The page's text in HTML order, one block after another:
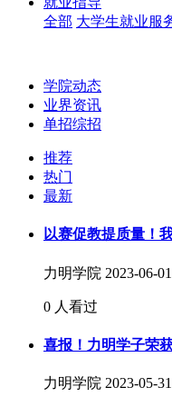
全部 大学生就业服
学院动态
业界资讯
单招综招
推荐
热门
最新
以赛促教提质量！
力明学院 2023-06-
0 人看过
喜报！力明学子荣
力明学院 2023-05-